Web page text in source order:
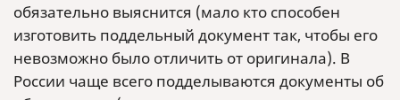
обязательно выяснится (мало кто способен
изготовить поддельный документ так, чтобы его
невозможно было отличить от оригинала). В
России чаще всего подделываются документы об